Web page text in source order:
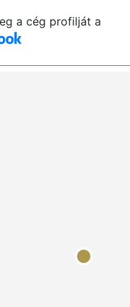
a cég profilját a